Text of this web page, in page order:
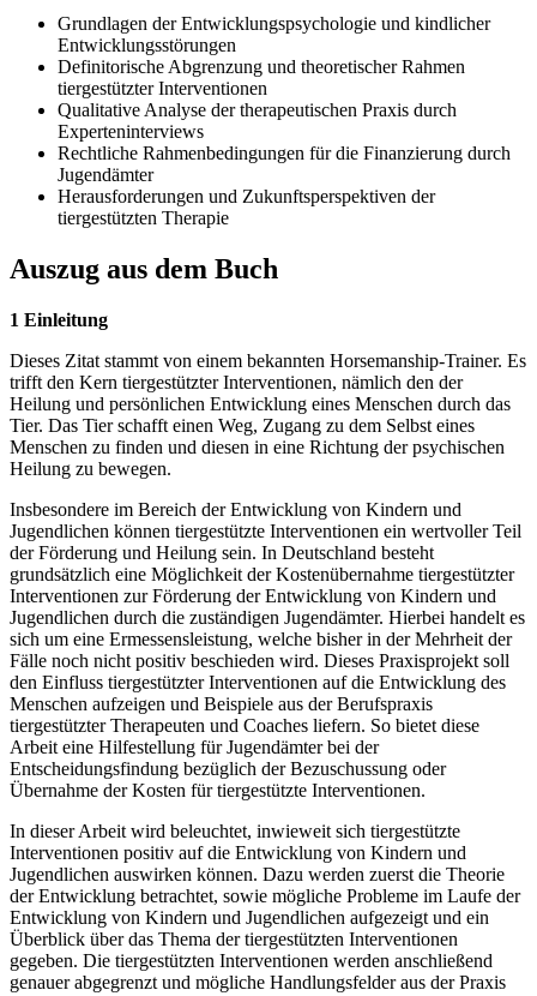
Grundlagen der Entwicklungspsychologie und kindlicher
Entwicklungsstörungen
Definitorische Abgrenzung und theoretischer Rahmen
tiergestützter Interventionen
Qualitative Analyse der therapeutischen Praxis durch
Experteninterviews
Rechtliche Rahmenbedingungen für die Finanzierung durch
Jugendämter
Herausforderungen und Zukunftsperspektiven der
tiergestützten Therapie
Auszug aus dem Buch
1 Einleitung
Dieses Zitat stammt von einem bekannten Horsemanship-Trainer. Es
trifft den Kern tiergestützter Interventionen, nämlich den der
Heilung und persönlichen Entwicklung eines Menschen durch das
Tier. Das Tier schafft einen Weg, Zugang zu dem Selbst eines
Menschen zu finden und diesen in eine Richtung der psychischen
Heilung zu bewegen.
Insbesondere im Bereich der Entwicklung von Kindern und
Jugendlichen können tiergestützte Interventionen ein wertvoller Teil
der Förderung und Heilung sein. In Deutschland besteht
grundsätzlich eine Möglichkeit der Kostenübernahme tiergestützter
Interventionen zur Förderung der Entwicklung von Kindern und
Jugendlichen durch die zuständigen Jugendämter. Hierbei handelt es
sich um eine Ermessensleistung, welche bisher in der Mehrheit der
Fälle noch nicht positiv beschieden wird. Dieses Praxisprojekt soll
den Einfluss tiergestützter Interventionen auf die Entwicklung des
Menschen aufzeigen und Beispiele aus der Berufspraxis
tiergestützter Therapeuten und Coaches liefern. So bietet diese
Arbeit eine Hilfestellung für Jugendämter bei der
Entscheidungsfindung bezüglich der Bezuschussung oder
Übernahme der Kosten für tiergestützte Interventionen.
In dieser Arbeit wird beleuchtet, inwieweit sich tiergestützte
Interventionen positiv auf die Entwicklung von Kindern und
Jugendlichen auswirken können. Dazu werden zuerst die Theorie
der Entwicklung betrachtet, sowie mögliche Probleme im Laufe der
Entwicklung von Kindern und Jugendlichen aufgezeigt und ein
Überblick über das Thema der tiergestützten Interventionen
gegeben. Die tiergestützten Interventionen werden anschließend
genauer abgegrenzt und mögliche Handlungsfelder aus der Praxis